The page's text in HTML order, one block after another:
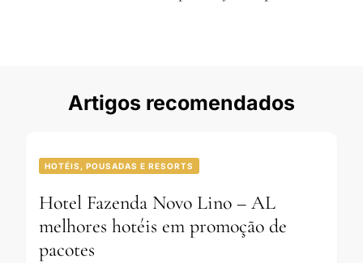
Artigos recomendados
HOTÉIS, POUSADAS E RESORTS
Hotel Fazenda Novo Lino – AL
melhores hotéis em promoção de
pacotes